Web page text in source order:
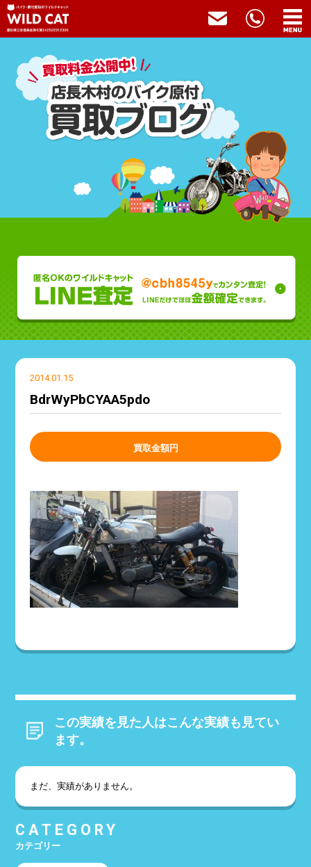
2014.01.15
BdrWyPbCYAA5pdo
買取金額円
この実績を見た人はこんな実績も見てい
ます。
まだ、実績がありません。
CATEGORY
カテゴリー